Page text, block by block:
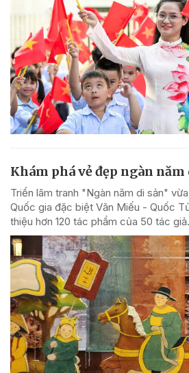
Khám phá vẻ đẹp ngàn
Triển lãm tranh "Ngàn năm di sản"
Quốc gia đặc biệt Văn Miếu - Quốc
thiệu hơn 120 tác phẩm của 50 tác giả.